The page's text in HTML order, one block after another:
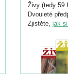
Živy (tedy 59
Dvouleté
Zjistěte, jak